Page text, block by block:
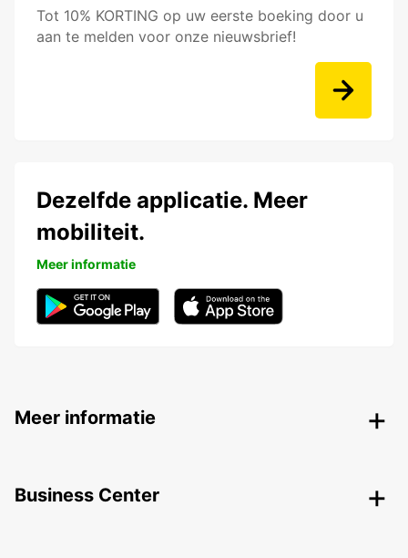
Tot 10% KORTING op uw eerste boeking door u
aan te melden voor onze nieuwsbrief!
Dezelfde applicatie. Meer
mobiliteit.
Meer informatie
Meer informatie
Business Center